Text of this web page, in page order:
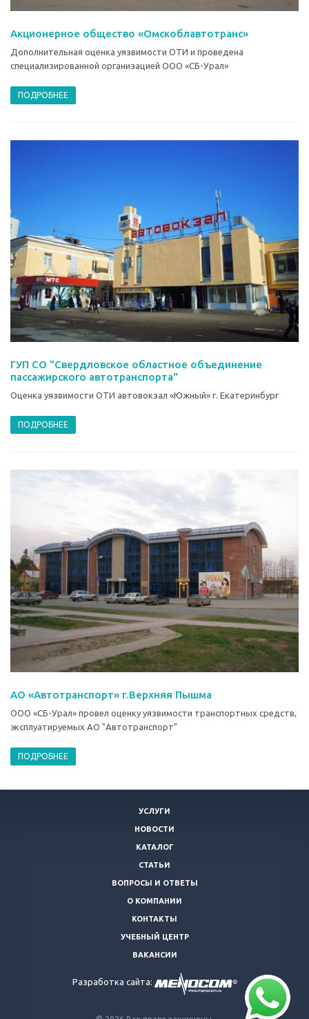
Акционерное общество «Омскоблавтотранс»
Дополнительная оценка уязвимости ОТИ и проведена
специализированной организацией ООО «СБ-Урал»
ПОДРОБНЕЕ
ГУП СО "Свердловское областное объединение
пассажирского автотранспорта"
Оценка уязвимости ОТИ автовокзал «Южный» г. Екатеринбург
ПОДРОБНЕЕ
АО «Автотранспорт» г.Верхняя Пышма
ООО «СБ-Урал» провел оценку уязвимости транспортных средств,
эксплуатируемых АО "Автотранспорт"
ПОДРОБНЕЕ
УСЛУГИ
НОВОСТИ
КАТАЛОГ
СТАТЬИ
ВОПРОСЫ И ОТВЕТЫ
О КОМПАНИИ
КОНТАКТЫ
УЧЕБНЫЙ ЦЕНТР
ВАКАНСИИ
Разработка сайта: